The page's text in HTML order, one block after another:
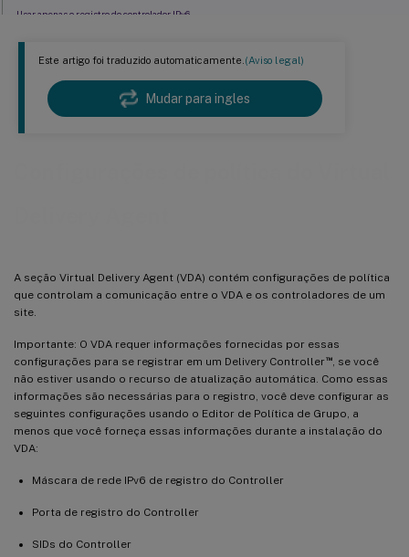
Este artigo foi traduzido automaticamente.(Aviso legal)
Mudar para ingles
A seção Virtual Delivery Agent (VDA) contém configurações de política
que controlam a comunicação entre o VDA e os controladores de um
site.
Importante: O VDA requer informações fornecidas por essas
configurações para se registrar em um Delivery Controller™, se você
não estiver usando o recurso de atualização automática. Como essas
informações são necessárias para o registro, você deve configurar as
seguintes configurações usando o Editor de Política de Grupo, a
menos que você forneça essas informações durante a instalação do
VDA:
Máscara de rede IPv6 de registro do Controller
Porta de registro do Controller
SIDs do Controller
Usar apenas o registro do controlador IPv6
GUID do Site